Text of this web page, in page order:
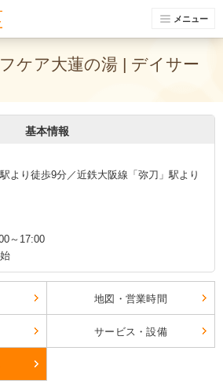
メニュー
ケア大蓮の湯 | デイサー
基本情報
より徒歩9分／近鉄大阪線「弥刀」駅より
～17:00
地図・営業時間
サービス・設備